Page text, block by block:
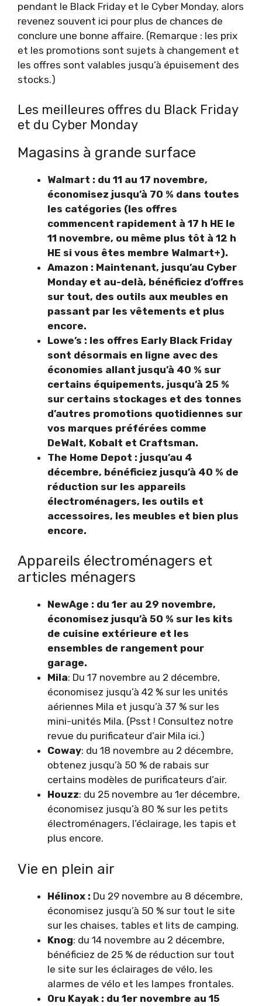
pendant le Black Friday et le Cyber ​​Monday, alors
revenez souvent ici pour plus de chances de
conclure une bonne affaire. (Remarque : les prix
et les promotions sont sujets à changement et
les offres sont valables jusqu’à épuisement des
stocks.)
Les meilleures offres du Black Friday
et du Cyber ​​Monday
Magasins à grande surface
Walmart : du 11 au 17 novembre,
économisez jusqu’à 70 % dans toutes
les catégories (les offres
commencent rapidement à 17 h HE le
11 novembre, ou même plus tôt à 12 h
HE si vous êtes membre Walmart+).
Amazon : Maintenant, jusqu’au Cyber ​​​​
Monday et au-delà, bénéficiez d’offres
sur tout, des outils aux meubles en
passant par les vêtements et plus
encore.
Lowe’s : les offres Early Black Friday
sont désormais en ligne avec des
économies allant jusqu’à 40 % sur
certains équipements, jusqu’à 25 %
sur certains stockages et des tonnes
d’autres promotions quotidiennes sur
vos marques préférées comme
DeWalt, Kobalt et Craftsman.
The Home Depot : jusqu’au 4
décembre, bénéficiez jusqu’à 40 % de
réduction sur les appareils
électroménagers, les outils et
accessoires, les meubles et bien plus
encore.
Appareils électroménagers et
articles ménagers
NewAge : du 1er au 29 novembre,
économisez jusqu’à 50 % sur les kits
de cuisine extérieure et les
ensembles de rangement pour
garage.
Mila: Du 17 novembre au 2 décembre,
économisez jusqu’à 42 % sur les unités
aériennes Mila et jusqu’à 37 % sur les
mini-unités Mila. (Psst ! Consultez notre
revue du purificateur d’air Mila ici.)
Coway: du 18 novembre au 2 décembre,
obtenez jusqu’à 50 % de rabais sur
certains modèles de purificateurs d’air.
Houzz: du 25 novembre au 1er décembre,
économisez jusqu’à 80 % sur les petits
électroménagers, l’éclairage, les tapis et
plus encore.
Vie en plein air
Hélinox : Du 29 novembre au 8 décembre,
économisez jusqu’à 50 % sur tout le site
sur les chaises, tables et lits de camping.
Knog: du 14 novembre au 2 décembre,
bénéficiez de 25 % de réduction sur tout
le site sur les éclairages de vélo, les
alarmes de vélo et les lampes frontales.
Oru Kayak : du 1er novembre au 15